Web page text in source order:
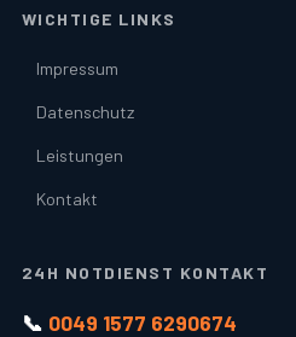
WICHTIGE LINKS
Impressum
Datenschutz
Leistungen
Kontakt
24H NOTDIENST KONTAKT
📞 0049 1577 6290674